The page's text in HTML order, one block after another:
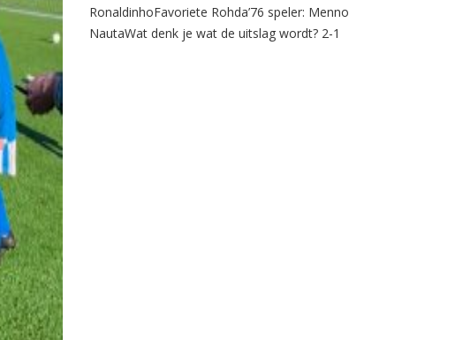
RonaldinhoFavoriete Rohda’76 speler: Menno
NautaWat denk je wat de uitslag wordt? 2-1